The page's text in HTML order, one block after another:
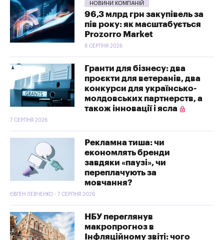
НОВИНИ КОМПАНІЙ
96,3 млрд грн закупівель за
пів року: як масштабується
Prozorro Market
8 СЕРПНЯ 2026
Гранти для бізнесу: два
проєкти для ветеранів, два
конкурси для українсько-
молдовських партнерств, а
також інновації і ясла
7 СЕРПНЯ 2026
Рекламна тиша: чи
економлять бренди
завдяки «паузі», чи
переплачують за
мовчання?
ЄВГЕН ЛЕВЧЕНКО - 7 СЕРПНЯ 2026
НБУ переглянув
макропрогноз в
Інфляційному звіті: чого